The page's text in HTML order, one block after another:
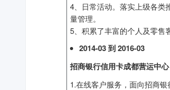
4、日常活动。落实上级各类
量管理。
5、积累了丰富的个人及零售
2014-03 到 2016-03
招商银行信用卡成都营运中心
1.在线客户服务，面向招商